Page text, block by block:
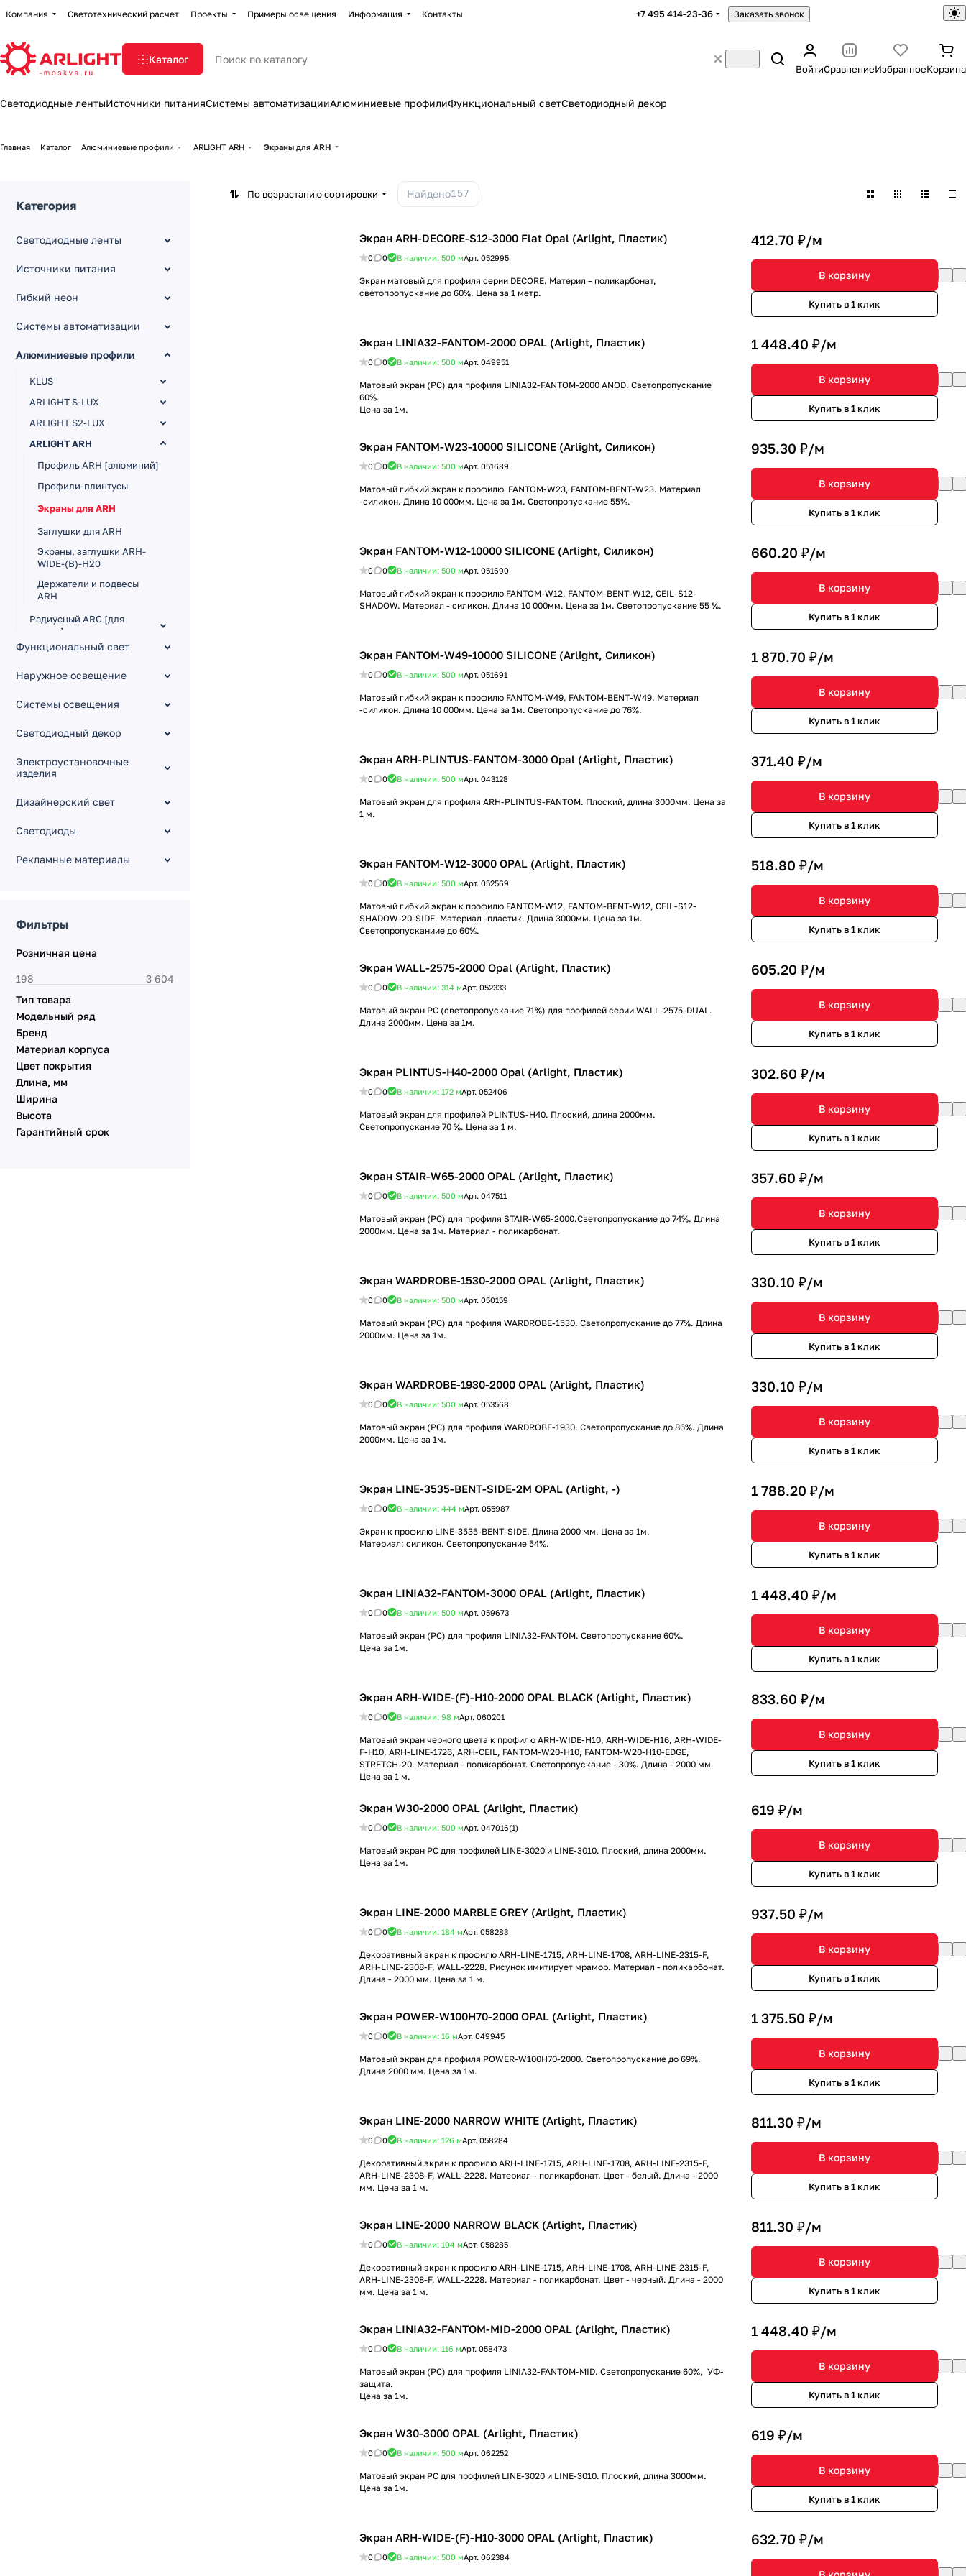
Компания Светотехнический расчет Проекты Примеры освещения Информация Контакты +7 495 414-23-36 Заказать звонок
Каталог
ВойтиСравнениеИзбранноеКорзина
Светодиодные лентыИсточники питанияСистемы автоматизацииАлюминиевые профилиФункциональный светСветодиодный декор
Главная Каталог Алюминиевые профили ARLIGHT ARH Экраны для ARH
По возрастанию сортировки Найдено157
Экран ARH-DECORE-S12-3000 Flat Opal (Arlight, Пластик)
0 0 В наличии: 500 мАрт. 052995
Экран матовый для профиля серии DECORE. Материл – поликарбонат,
светопропускание до 60%. Цена за 1 метр.
412.70 ₽/м
В корзину
Купить в 1 клик
Экран LINIA32-FANTOM-2000 OPAL (Arlight, Пластик)
0 0 В наличии: 500 мАрт. 049951
Матовый экран (PC) для профиля LINIA32-FANTOM-2000 ANOD. Светопропускание
60%.
Цена за 1м.
1 448.40 ₽/м
В корзину
Купить в 1 клик
Экран FANTOM-W23-10000 SILICONE (Arlight, Силикон)
0 0 В наличии: 500 мАрт. 051689
Матовый гибкий экран к профилю FANTOM-W23, FANTOM-BENT-W23. Материал
-силикон. Длина 10 000мм. Цена за 1м. Светопропускание 55%.
935.30 ₽/м
В корзину
Купить в 1 клик
Экран FANTOM-W12-10000 SILICONE (Arlight, Силикон)
0 0 В наличии: 500 мАрт. 051690
Матовый гибкий экран к профилю FANTOM-W12, FANTOM-BENT-W12, СEIL-S12-
SHADOW. Материал - силикон. Длина 10 000мм. Цена за 1м. Светопропускание 55 %.
660.20 ₽/м
В корзину
Купить в 1 клик
Экран FANTOM-W49-10000 SILICONE (Arlight, Силикон)
0 0 В наличии: 500 мАрт. 051691
Матовый гибкий экран к профилю FANTOM-W49, FANTOM-BENT-W49. Материал
-силикон. Длина 10 000мм. Цена за 1м. Светопропускание до 76%.
1 870.70 ₽/м
В корзину
Купить в 1 клик
Экран ARH-PLINTUS-FANTOM-3000 Opal (Arlight, Пластик)
0 0 В наличии: 500 мАрт. 043128
Матовый экран для профиля ARH-PLINTUS-FANTOM. Плоский, длина 3000мм. Цена за
1 м.
371.40 ₽/м
В корзину
Купить в 1 клик
Экран FANTOM-W12-3000 OPAL (Arlight, Пластик)
0 0 В наличии: 500 мАрт. 052569
Матовый гибкий экран к профилю FANTOM-W12, FANTOM-BENT-W12, СEIL-S12-
SHADOW-20-SIDE. Материал -пластик. Длина 3000мм. Цена за 1м.
Светопропусканиие до 60%.
518.80 ₽/м
В корзину
Купить в 1 клик
Экран WALL-2575-2000 Opal (Arlight, Пластик)
0 0 В наличии: 314 мАрт. 052333
Матовый экран PC (светопропускание 71%) для профилей серии WALL-2575-DUAL.
Длина 2000мм. Цена за 1м.
605.20 ₽/м
В корзину
Купить в 1 клик
Экран PLINTUS-H40-2000 Opal (Arlight, Пластик)
0 0 В наличии: 172 мАрт. 052406
Матовый экран для профилей PLINTUS-H40. Плоский, длина 2000мм.
Светопропускание 70 %. Цена за 1 м.
302.60 ₽/м
В корзину
Купить в 1 клик
Экран STAIR-W65-2000 OPAL (Arlight, Пластик)
0 0 В наличии: 500 мАрт. 047511
Матовый экран (PC) для профиля STAIR-W65-2000.Светопропускание до 74%. Длина
2000мм. Цена за 1м. Материал - поликарбонат.
357.60 ₽/м
В корзину
Купить в 1 клик
Экран WARDROBE-1530-2000 OPAL (Arlight, Пластик)
0 0 В наличии: 500 мАрт. 050159
Матовый экран (PC) для профиля WARDROBE-1530. Светопропускание до 77%. Длина
2000мм. Цена за 1м.
330.10 ₽/м
В корзину
Купить в 1 клик
Экран WARDROBE-1930-2000 OPAL (Arlight, Пластик)
0 0 В наличии: 500 мАрт. 053568
Матовый экран (PC) для профиля WARDROBE-1930. Светопропускание до 86%. Длина
2000мм. Цена за 1м.
330.10 ₽/м
В корзину
Купить в 1 клик
Экран LINE-3535-BENT-SIDE-2M OPAL (Arlight, -)
0 0 В наличии: 444 мАрт. 055987
Экран к профилю LINE-3535-BENT-SIDE. Длина 2000 мм. Цена за 1м.
Материал: силикон. Светопропускание 54%.
1 788.20 ₽/м
В корзину
Купить в 1 клик
Экран LINIA32-FANTOM-3000 OPAL (Arlight, Пластик)
0 0 В наличии: 500 мАрт. 059673
Матовый экран (PC) для профиля LINIA32-FANTOM. Светопропускание 60%.
Цена за 1м.
1 448.40 ₽/м
В корзину
Купить в 1 клик
Экран ARH-WIDE-(F)-H10-2000 OPAL BLACK (Arlight, Пластик)
0 0 В наличии: 98 мАрт. 060201
Матовый экран черного цвета к профилю ARH-WIDE-H10, ARH-WIDE-H16, ARH-WIDE-
F-H10, ARH-LINE-1726, ARH-CEIL, FANTOM-W20-H10, FANTOM-W20-H10-EDGE,
STRETCH-20. Материал - поликарбонат. Светопропускание - 30%. Длина - 2000 мм.
Цена за 1 м.
833.60 ₽/м
В корзину
Купить в 1 клик
Экран W30-2000 OPAL (Arlight, Пластик)
0 0 В наличии: 500 мАрт. 047016(1)
Матовый экран PC для профилей LINE-3020 и LINE-3010. Плоский, длина 2000мм.
Цена за 1м.
619 ₽/м
В корзину
Купить в 1 клик
Экран LINE-2000 MARBLE GREY (Arlight, Пластик)
0 0 В наличии: 184 мАрт. 058283
Декоративный экран к профилю ARH-LINE-1715, ARH-LINE-1708, ARH-LINE-2315-F,
ARH-LINE-2308-F, WALL-2228. Рисунок имитирует мрамор. Материал - поликарбонат.
Длина - 2000 мм. Цена за 1 м.
937.50 ₽/м
В корзину
Купить в 1 клик
Экран POWER-W100H70-2000 OPAL (Arlight, Пластик)
0 0 В наличии: 16 мАрт. 049945
Матовый экран для профиля POWER-W100H70-2000. Светопропускание до 69%.
Длина 2000 мм. Цена за 1м.
1 375.50 ₽/м
В корзину
Купить в 1 клик
Экран LINE-2000 NARROW WHITE (Arlight, Пластик)
0 0 В наличии: 126 мАрт. 058284
Декоративный экран к профилю ARH-LINE-1715, ARH-LINE-1708, ARH-LINE-2315-F,
ARH-LINE-2308-F, WALL-2228. Материал - поликарбонат. Цвет - белый. Длина - 2000
мм. Цена за 1 м.
811.30 ₽/м
В корзину
Купить в 1 клик
Экран LINE-2000 NARROW BLACK (Arlight, Пластик)
0 0 В наличии: 104 мАрт. 058285
Декоративный экран к профилю ARH-LINE-1715, ARH-LINE-1708, ARH-LINE-2315-F,
ARH-LINE-2308-F, WALL-2228. Материал - поликарбонат. Цвет - черный. Длина - 2000
мм. Цена за 1 м.
811.30 ₽/м
В корзину
Купить в 1 клик
Экран LINIA32-FANTOM-MID-2000 OPAL (Arlight, Пластик)
0 0 В наличии: 116 мАрт. 058473
Матовый экран (PC) для профиля LINIA32-FANTOM-MID. Светопропускание 60%, УФ-
защита.
Цена за 1м.
1 448.40 ₽/м
В корзину
Купить в 1 клик
Экран W30-3000 OPAL (Arlight, Пластик)
0 0 В наличии: 500 мАрт. 062252
Матовый экран PC для профилей LINE-3020 и LINE-3010. Плоский, длина 3000мм.
Цена за 1м.
619 ₽/м
В корзину
Купить в 1 клик
Экран ARH-WIDE-(F)-H10-3000 OPAL (Arlight, Пластик)
0 0 В наличии: 500 мАрт. 062384
632.70 ₽/м
Категория
Светодиодные ленты
Источники питания
Гибкий неон
Системы автоматизации
Алюминиевые профили
KLUS
ARLIGHT S-LUX
ARLIGHT S2-LUX
ARLIGHT ARH
Профиль ARH [алюминий]
Профили-плинтусы
Экраны для ARH
Заглушки для ARH
Экраны, заглушки ARH-
WIDE-(B)-H20
Держатели и подвесы
ARH
Радиусный ARC [для
кругов]
Для натяжных потолков
Силиконовые и
пластиковые WPH
TOP, LEDs-ON
Технический профиль
Упаковка для профиля
Для линейных
Функциональный свет
Наружное освещение
Системы освещения
Светодиодный декор
Электроустановочные
изделия
Дизайнерский свет
Светодиоды
Рекламные материалы
Фильтры
Розничная цена
Тип товара
Модельный ряд
Бренд
Материал корпуса
Цвет покрытия
Длина, мм
Ширина
Высота
Гарантийный срок